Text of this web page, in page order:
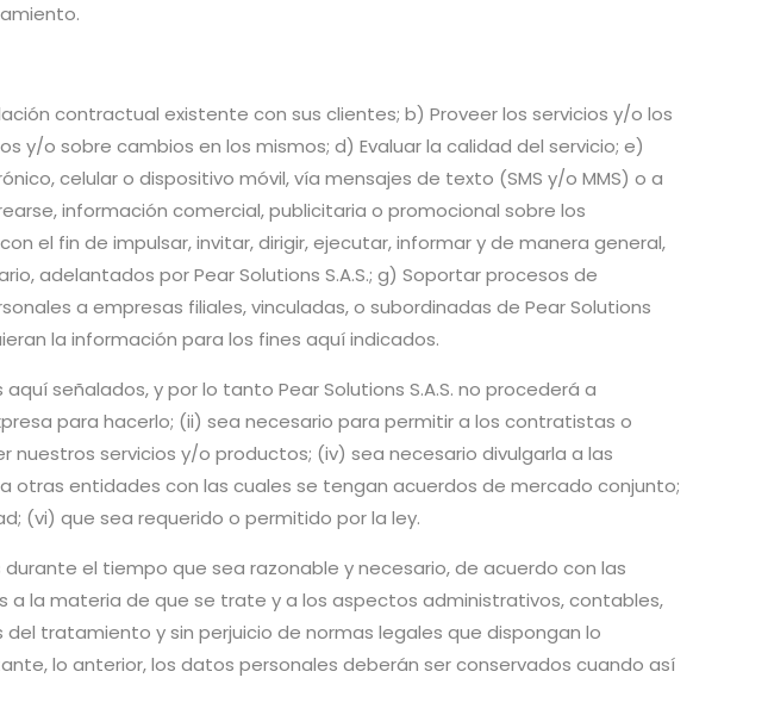
contractual existente con sus clientes; b) Proveer los servicios y/o los
y/o sobre cambios en los mismos; d) Evaluar la calidad del servicio; e)
celular o dispositivo móvil, vía mensajes de texto (SMS y/o MMS) o a
información comercial, publicitaria o promocional sobre los
el fin de impulsar, invitar, dirigir, ejecutar, informar y de manera general,
adelantados por Pear Solutions S.A.S.; g) Soportar procesos de
a empresas filiales, vinculadas, o subordinadas de Pear Solutions
la información para los fines aquí indicados.
señalados, y por lo tanto Pear Solutions S.A.S. no procederá a
para hacerlo; (ii) sea necesario para permitir a los contratistas o
servicios y/o productos; (iv) sea necesario divulgarla a las
otras entidades con las cuales se tengan acuerdos de mercado conjunto;
(vi) que sea requerido o permitido por la ley.
el tiempo que sea razonable y necesario, de acuerdo con las
la materia de que se trate y a los aspectos administrativos, contables,
tratamiento y sin perjuicio de normas legales que dispongan lo
lo anterior, los datos personales deberán ser conservados cuando así